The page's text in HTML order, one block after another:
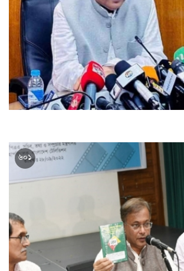
এক সপ্তাহের মধ্যেই পিয়াজের দাম কমছে :
৬০১